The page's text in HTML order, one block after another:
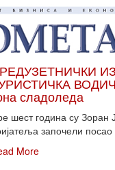
сладоледа
шест година су Зоран
започели посао
More